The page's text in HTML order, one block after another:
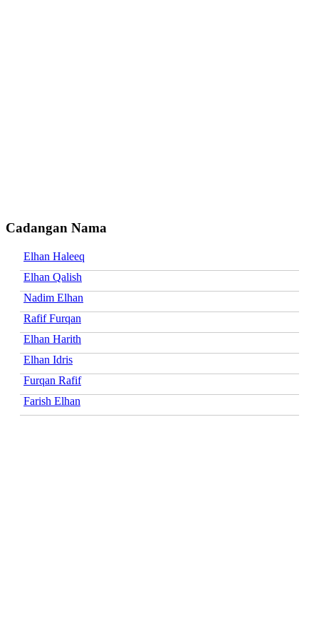
Cadangan Nama
Elhan Haleeq
Elhan Qalish
Nadim Elhan
Rafif Furqan
Elhan Harith
Elhan Idris
Furqan Rafif
Farish Elhan